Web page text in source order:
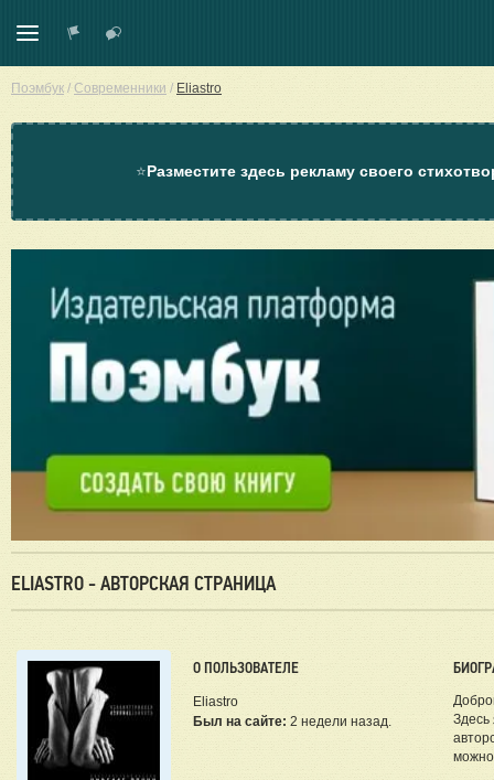
Поэмбук / Современники / Eliastro
⭐Разместите здесь рекламу своего
ELIASTRO - АВТОРСКАЯ СТРАНИЦА
О ПОЛЬЗОВАТЕЛЕ
Eliastro
Был на сайте: 2 недели назад.
Здесь
можно